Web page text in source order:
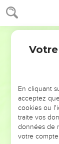
NE
ET SI
En cliquant
acceptez
cookies ou
traite vos
données de
votre